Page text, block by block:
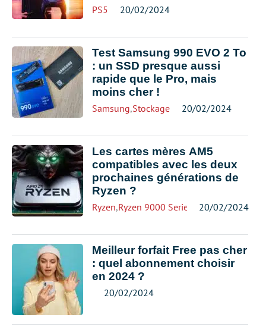
PS5 20/02/2024
Test Samsung 990 EVO 2 To
: un SSD presque aussi
rapide que le Pro, mais
moins cher !
Samsung,Stockage 20/02/2024
Les cartes mères AM5
compatibles avec les deux
prochaines générations de
Ryzen ?
Ryzen,Ryzen 9000 Series 20/02/2024
Meilleur forfait Free pas cher
: quel abonnement choisir
en 2024 ?
20/02/2024